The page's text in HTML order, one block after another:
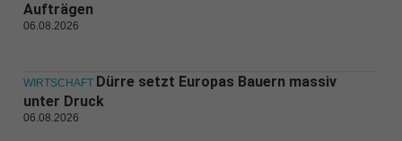
Aufträgen
06.08.2026
WIRTSCHAFT Dürre setzt Europas Bauern massiv
unter Druck
06.08.2026